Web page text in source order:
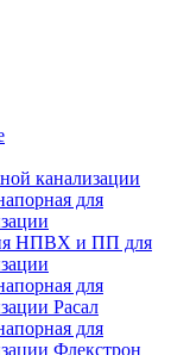
канализации
для
НПВХ и ПП для
для
Расал
для
Флекстрон